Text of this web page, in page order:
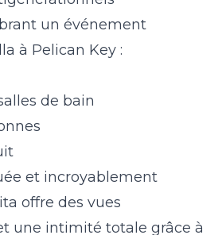
un événement
à Pelican Key :
de bain
et incroyablement
offre des vues
une intimité totale grâce à